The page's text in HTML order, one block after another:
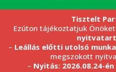
Tisztelt
Ezúton tájékoztatjuk
– Leállás előtti utolsó
megszokott
– Nyitás: 2026.08.24-